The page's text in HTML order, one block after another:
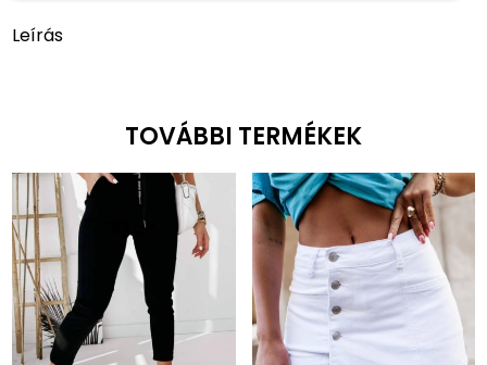
Leírás
TOVÁBBI TERMÉKEK